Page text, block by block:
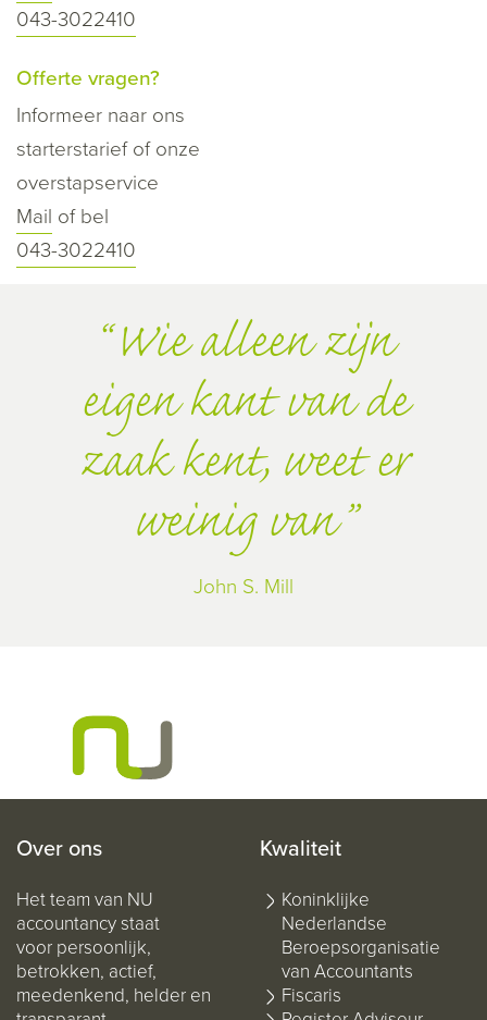
043-3022410
Offerte vragen?
Informeer naar ons
starterstarief of onze
overstapservice
Mail of bel
043-3022410
Wie alleen zijn
eigen kant van de
zaak kent, weet er
weinig van
John S. Mill
Over ons
Het team van NU
accountancy staat
voor persoonlijk,
betrokken, actief,
meedenkend, helder en
Kwaliteit
Koninklijke
Nederlandse
Beroepsorganisatie
van Accountants
Fiscaris